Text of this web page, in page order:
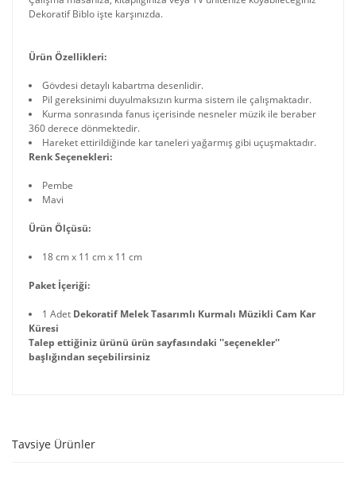
Dekoratif Biblo işte karşınızda.
Ürün Özellikleri:
Gövdesi detaylı kabartma desenlidir.
Pil gereksinimi duyulmaksızın kurma sistem ile çalışmaktadır.
Kurma sonrasında fanus içerisinde nesneler müzik ile beraber
360 derece dönmektedir.
Hareket ettirildiğinde kar taneleri yağarmış gibi uçuşmaktadır.
Renk Seçenekleri:
Pembe
Mavi
Ürün Ölçüsü:
18 cm x 11 cm x 11 cm
Paket İçeriği:
1 Adet Dekoratif Melek Tasarımlı Kurmalı Müzikli Cam Kar
Küresi
Talep ettiğiniz ürünü ürün sayfasındaki ''seçenekler''
başlığından seçebilirsiniz
Tavsiye Ürünler